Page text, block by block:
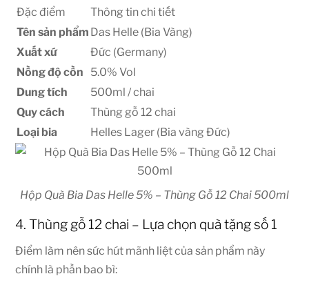
Đặc điểm
Thông tin chi tiết
Tên sản phẩm Das Helle (Bia Vàng)
Xuất xứ
Đức (Germany)
Nồng độ cồn
5.0% Vol
Dung tích
500ml / chai
Quy cách
Thùng gỗ 12 chai
Loại bia
Helles Lager (Bia vàng Đức)
Hộp Quà Bia Das Helle 5% – Thùng Gỗ 12 Chai 500ml
4. Thùng gỗ 12 chai – Lựa chọn quà tặng số 1
Điểm làm nên sức hút mãnh liệt của sản phẩm này
chính là phần bao bì: